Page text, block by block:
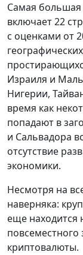
Самая большая
включает 22
с оценками от
Израиля и
Нигерии,
время как
попадают в
и Сальвадора
отсутствие
экономики.
Несмотря на
наверняка:
еще находится
криптовалюты.